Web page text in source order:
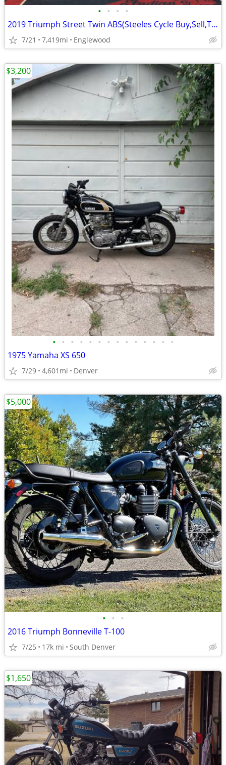
• • • •
2019 Triumph Street Twin ABS(Steeles Cycle Buy,Sell,Trade,Consign)
7/21 7,419mi Englewood
• • • • • • • • • • • • • •
1975 Yamaha XS 650
7/29 4,601mi Denver
$3,200
• • •
2016 Triumph Bonneville T-100
7/25 17k mi South Denver
$5,000
$1,650